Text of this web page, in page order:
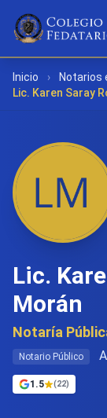
Inicio › Notarios
Lic. Karen Saray
Lic.
Morán
Notaría
Notario Público
1.5 (22)